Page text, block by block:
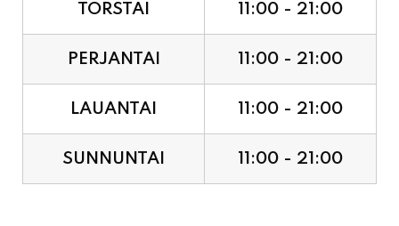
TORSTAI 11:00 - 21:00
PERJANTAI 11:00 - 21:00
LAUANTAI 11:00 - 21:00
SUNNUNTAI 11:00 - 21:00